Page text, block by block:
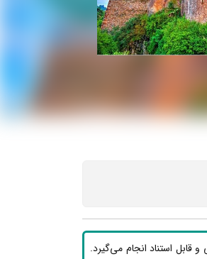
قابل استناد انجام می‌گیرد.